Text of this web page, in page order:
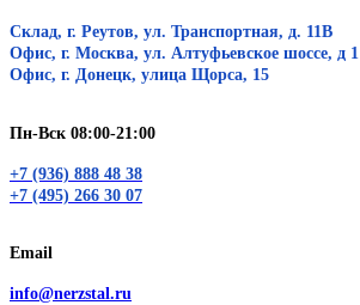
Склад, г. Реутов, ул. Транспортная, д. 11В
Офис, г. Москва, ул. Алтуфьевское шоссе, д 1
Офис, г. Донецк, улица Щорса, 15
Пн-Вск 08:00-21:00
+7 (936) 888 48 38
+7 (495) 266 30 07
Email
info@nerzstal.ru